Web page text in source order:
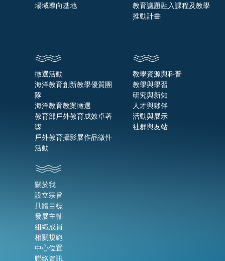
場域導向基地
教育議題融入課程及教學
推動計畫
徵選活動
海洋教育創新教學優質團
隊
海洋教育教案徵選
教育部戶外教育成效卓著
獎
戶外教育攝影展作品徵件
活動
教學資源與科普
教學與學習
研究與新知
人才與夥伴
活動與展示
社群與友站
關於我
設立宗旨
具體目標
發展主軸
組織成員
相關規範
中心位置
聯絡資訊